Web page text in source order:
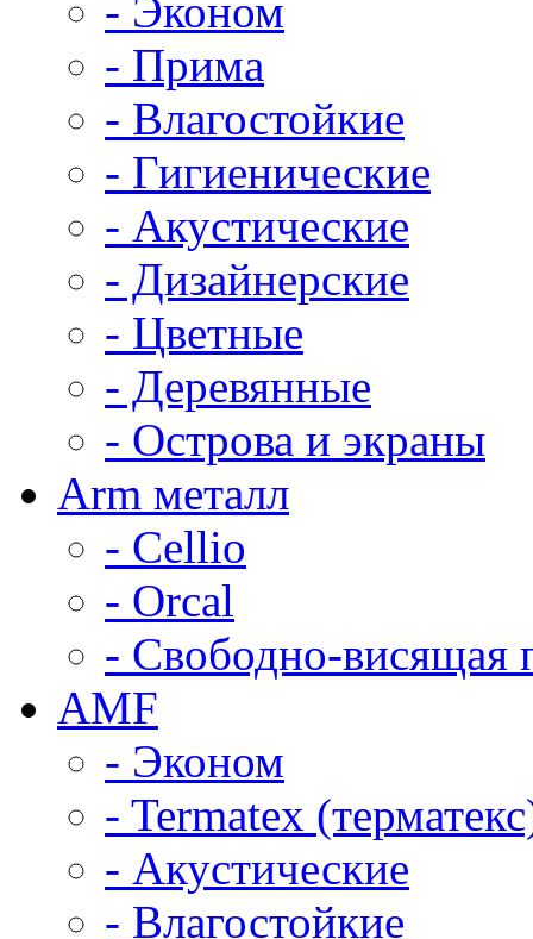
- Эконом
- Прима
- Влагостойкие
- Гигиенические
- Акустические
- Дизайнерские
- Цветные
- Деревянные
- Острова и экраны
Arm металл
- Cellio
- Orcal
- Свободно-висящая
AMF
- Эконом
- Termatex
- Акустические
- Влагостойкие